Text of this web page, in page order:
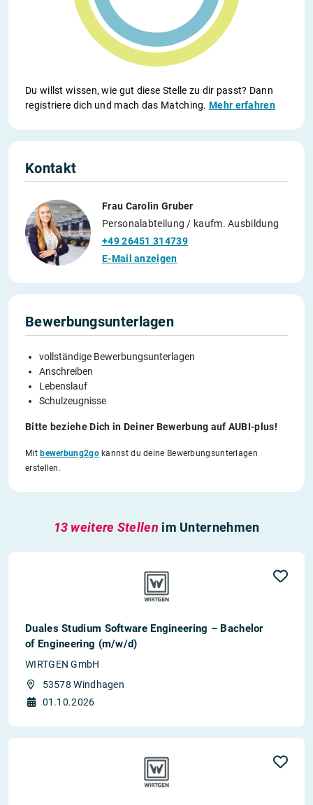
Du willst wissen, wie gut diese Stelle zu dir passt? Dann
registriere dich und mach das Matching.Mehr erfahren
Kontakt
Frau Carolin Gruber
Personalabteilung / kaufm. Ausbildung
+49 26451 314739
E-Mail anzeigen
Bewerbungsunterlagen
vollständige Bewerbungsunterlagen
Anschreiben
Lebenslauf
Schulzeugnisse
Bitte beziehe Dich in Deiner Bewerbung auf AUBI-plus!
Mit bewerbung2gokannst du deine Bewerbungsunterlagen
erstellen.
13 weitere Stellen im Unternehmen
Duales Studium Software Engineering – Bachelor
of Engineering (m/w/d)
WIRTGEN GmbH
53578 Windhagen
01.10.2026